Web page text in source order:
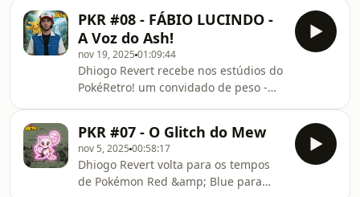
especial dessa franquia que move as
nossas vidas: Exatamente no dia
27/02/2026, POKÉMON completa 30
ANOS de existência!Qual a sua
história e em que ponto dessa
JORNADA você começou? Quais são as
suas expectativas para o Pokémon
Presents e os anúncios -
NOSTÁLGICOS OU NÃO - que possam
aparecer?Essas
PKR #08 - FÁBIO LUCINDO -
A Voz do Ash!
nov 19, 2025 01:09:44
Dhiogo Revert⁠ recebe nos estúdios do
PokéRetro! um convidado de peso -
Pokémon: Fábio Lucindo, eterno
dublador do Ash Ketchum,
protagonista do anime! Com muito
bom-humor, Fábio Lucindo fala sobre
PKR #07 - O Glitch do Mew
nov 5, 2025 00:58:17
Dhiogo Revert volta para os tempos
de Pokémon Red &amp; Blue para